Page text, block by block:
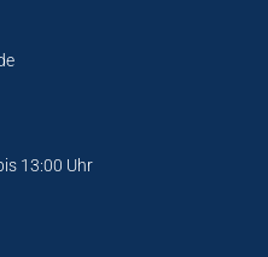
13:00 Uhr